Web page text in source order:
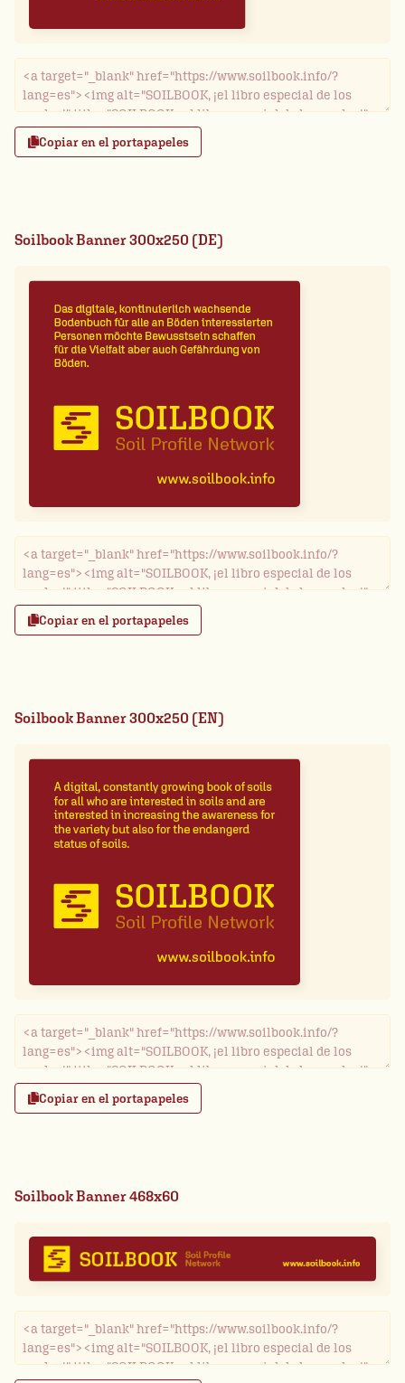
Copiar en el portapapeles
Soilbook Banner 300x250 (DE)
Copiar en el portapapeles
Soilbook Banner 300x250 (EN)
Copiar en el portapapeles
Soilbook Banner 468x60